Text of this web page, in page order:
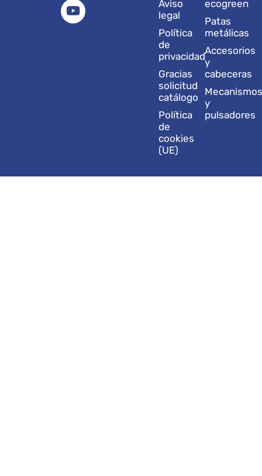
u
b
Aviso
legal
Política
de
privacidad
Gracias
solicitud
catálogo
Política
de
cookies
(UE)
ecogreen
Patas
metálicas
Accesorios
y
cabeceras
y
pulsadores